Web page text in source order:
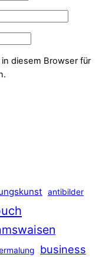
diesem Browser für
antibilder
business